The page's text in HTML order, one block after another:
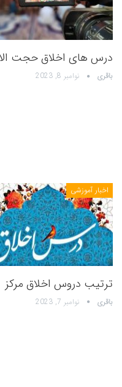
درس های اخلاق حجت
باقری نوامبر 8, 2023
اخبار آموزشی
ترتیب دروس اخلاق مرکز
باقری نوامبر 7, 2023